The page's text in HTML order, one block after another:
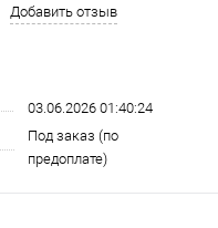
Добавить отзыв
03.06.2026 01:40:24
Под заказ (по
предоплате)